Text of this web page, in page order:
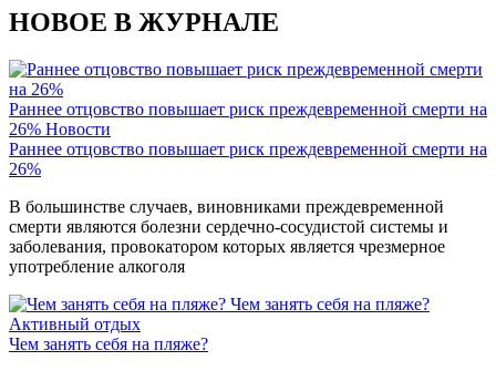
НОВОЕ В ЖУРНАЛЕ
Раннее отцовство повышает риск преждевременной смерти на
26% Новости
Раннее отцовство повышает риск преждевременной смерти на
26%
В большинстве случаев, виновниками преждевременной
смерти являются болезни сердечно-сосудистой системы и
заболевания, провокатором которых является чрезмерное
употребление алкоголя
Чем занять себя на пляже?
Активный отдых
Чем занять себя на пляже?